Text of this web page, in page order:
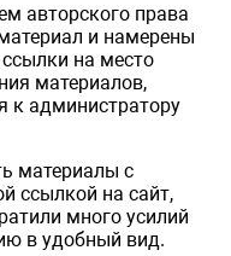
авторского права
и намерены
на место
материалов,
к администратору
материалы с
ссылкой на сайт,
много усилий
в удобный вид.